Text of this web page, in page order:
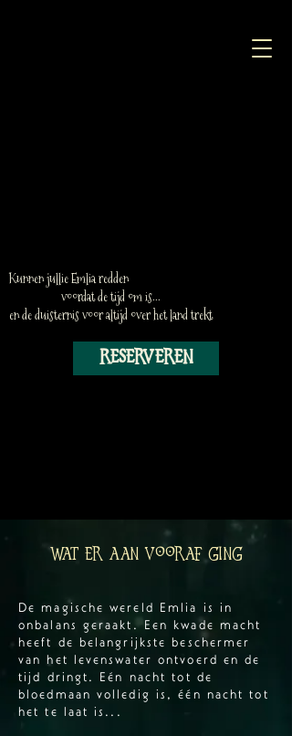
Kunnen jullie Emlia redden
voordat de tijd om is...
en de duisternis voor altijd over het land trekt
Reserveren
Wat er aan vooraf ging
De magische wereld Emlia is in
onbalans geraakt. Een kwade macht
heeft de belangrijkste beschermer
van het levenswater ontvoerd en de
tijd dringt. Eén nacht tot de
bloedmaan volledig is, één nacht tot
het te laat is...